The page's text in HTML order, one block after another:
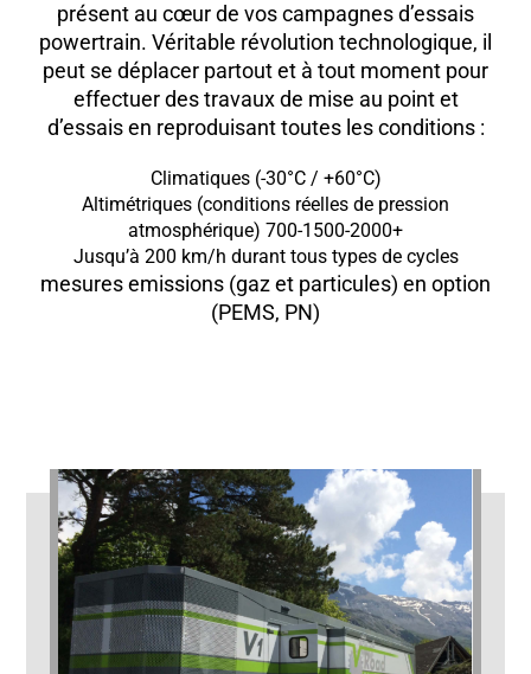
présent au cœur de vos campagnes d’essais
powertrain. Véritable révolution technologique, il
peut se déplacer partout et à tout moment pour
effectuer des travaux de mise au point et
d’essais en reproduisant toutes les conditions :
Climatiques (-30°C / +60°C)
Altimétriques (conditions réelles de pression
atmosphérique) 700-1500-2000+
Jusqu’à 200 km/h durant tous types de cycles
mesures emissions (gaz et particules) en option
(PEMS, PN)